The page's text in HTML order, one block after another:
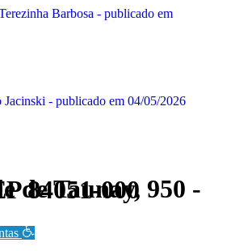
Barbosa - publicado em
- publicado em 04/05/2026
- Ronda - CEP 84051-000